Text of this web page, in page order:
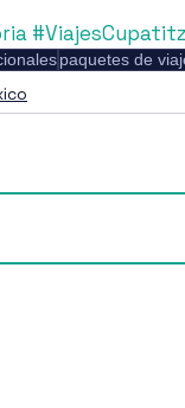
paquetes de